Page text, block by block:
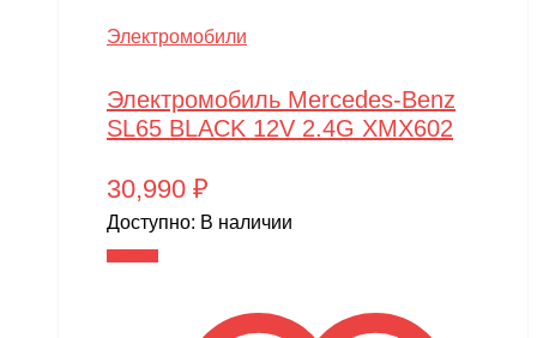
Электромобили
Электромобиль Mercedes-Benz
SL65 BLACK 12V 2.4G XMX602
30,990 ₽
Доступно: В наличии